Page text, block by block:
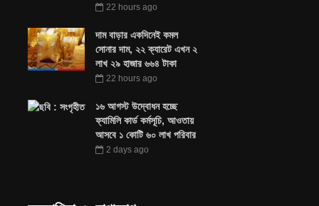
22 hours ago
দাম বাড়ার একদিনেই কমল
সোনার দাম, ২২ ক্যারেট এখন ২
লাখ ২৯ হাজার ৬৬৪ টাকা
22 hours ago
১৬ আগস্ট উদ্বোধন হচ্ছে
ফ্যামিলি কার্ড কর্মসূচি, আওতায়
আসবে ১ কোটি ৬০ লাখ পরিবার
2 days ago